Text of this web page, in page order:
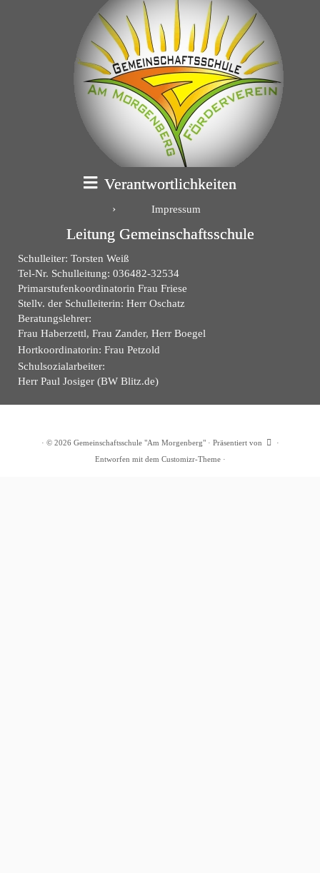
Verantwortlichkeiten
Impressum
Leitung Gemeinschaftsschule
Schulleiter: Torsten Weiß
Tel-Nr. Schulleitung: 036482-32534
Primarstufenkoordinatorin Frau Friese
Stellv. der Schulleiterin: Herr Oschatz
Beratungslehrer:
Frau Haberzettl, Frau Zander, Herr Boegel
Hortkoordinatorin: Frau Petzold
Schulsozialarbeiter:
Herr Paul Josiger (BW Blitz.de)
· © 2026 Gemeinschaftsschule "Am Morgenberg"· Präsentiert von
·
Entworfen mit dem Customizr-Theme·